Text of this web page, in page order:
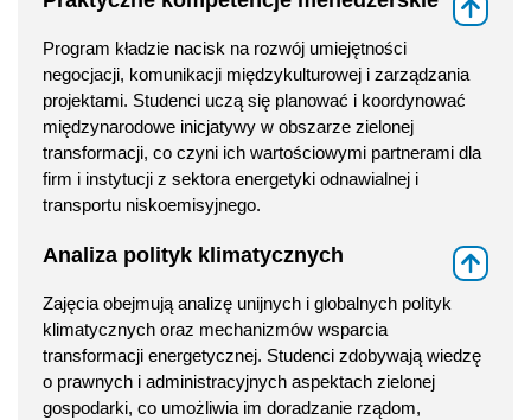
Program kładzie nacisk na rozwój umiejętności
negocjacji, komunikacji międzykulturowej i zarządzania
projektami. Studenci uczą się planować i koordynować
międzynarodowe inicjatywy w obszarze zielonej
transformacji, co czyni ich wartościowymi partnerami dla
firm i instytucji z sektora energetyki odnawialnej i
transportu niskoemisyjnego.
Analiza polityk klimatycznych
Zajęcia obejmują analizę unijnych i globalnych polityk
klimatycznych oraz mechanizmów wsparcia
transformacji energetycznej. Studenci zdobywają wiedzę
o prawnych i administracyjnych aspektach zielonej
gospodarki, co umożliwia im doradzanie rządom,